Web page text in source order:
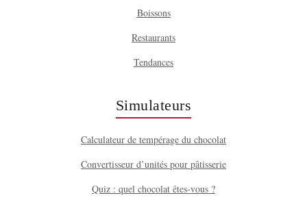
Boissons
Restaurants
Tendances
Simulateurs
Calculateur de tempérage du chocolat
Convertisseur d’unités pour pâtisserie
Quiz : quel chocolat êtes-vous ?